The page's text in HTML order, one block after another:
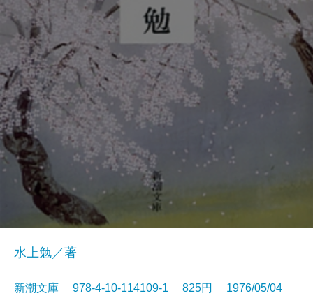
水上勉／著
新潮文庫 978-4-10-114109-1 825円 1976/05/04